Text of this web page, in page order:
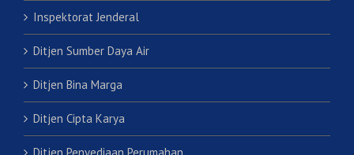
Inspektorat Jenderal
Ditjen Sumber Daya Air
Ditjen Bina Marga
Ditjen Cipta Karya